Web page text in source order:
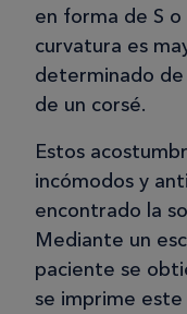
en forma de S
curvatura es
determinado de
de un corsé.
Estos
incómodos y
encontrado la
Mediante un
paciente se
se imprime